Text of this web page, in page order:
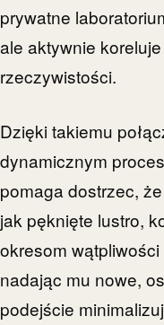
prywatne
ale aktywnie
rzeczywistości.
Dzięki takiemu
dynamicznym
pomaga dostrzec,
jak pęknięte lustro,
okresom
nadając mu nowe,
podejście